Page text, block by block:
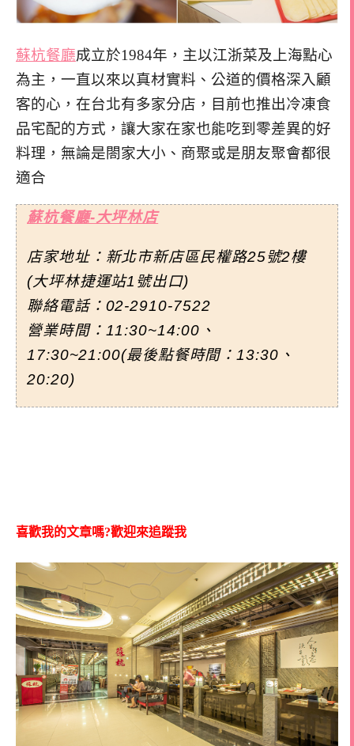
蘇杭餐廳成立於1984年，主以江浙菜及上海點心
為主，一直以來以真材實料、公道的價格深入顧
客的心，在台北有多家分店，目前也推出冷凍食
品宅配的方式，讓大家在家也能吃到零差異的好
料理，無論是閤家大小、商聚或是朋友聚會都很
適合
蘇杭餐廳-大坪林店
店家地址：新北市新店區民權路25號2樓
(大坪林捷運站1號出口)
聯絡電話：02-2910-7522
營業時間：11:30~14:00、
17:30~21:00(最後點餐時間：13:30、
20:20)
喜歡我的文章嗎?歡迎來追蹤我